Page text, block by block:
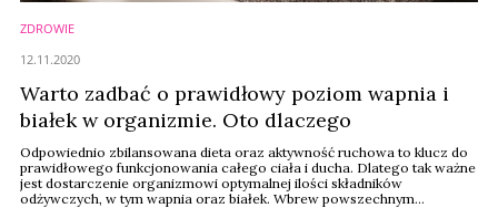
ZDROWIE
Warto zadbać o prawidłowy poziom wapnia i
białek w organizmie. Oto dlaczego
Odpowiednio zbilansowana dieta oraz aktywność ruchowa to klucz do
prawidłowego funkcjonowania całego ciała i ducha. Dlatego tak ważne
jest dostarczenie organizmowi optymalnej ilości składników
odżywczych, w tym wapnia oraz białek. Wbrew powszechnym
12.11.2020